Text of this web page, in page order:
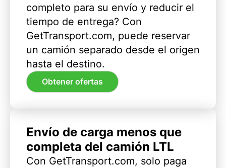
completo para su envío y reducir el
tiempo de entrega? Con
GetTransport.com, puede reservar
un camión separado desde el origen
hasta el destino.
Obtener ofertas
Envío de carga menos que
completa del camión LTL
Con GetTransport.com, solo paga